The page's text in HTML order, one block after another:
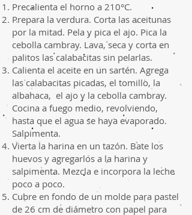
Precalienta el horno a 210°C.
Prepara la verdura. Corta las aceitunas
por la mitad. Pela y pica el ajo. Pica la
cebolla cambray. Lava, seca y corta en
palitos las calabacitas sin pelarlas.
Calienta el aceite en un sartén. Agrega
las calabacitas picadas, el tomillo, la
albahaca, el ajo y la cebolla cambray.
Cocina a fuego medio, revolviendo,
hasta que el agua se haya evaporado.
Salpimenta.
Vierta la harina en un tazón. Bate los
huevos y agregarlos a la harina y
salpimenta. Mezcla e incorpora la leche
poco a poco.
Cubre en fondo de un molde para pastel
de 26 cm de diámetro con papel para